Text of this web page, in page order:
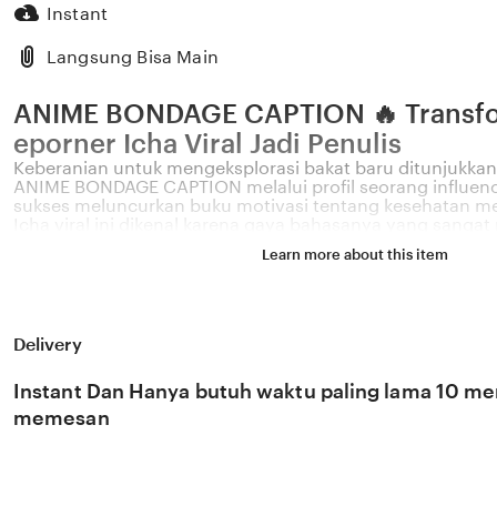
Instant
Langsung Bisa Main
ANIME BONDAGE CAPTION 🔥
eporner Icha Viral Jadi Penulis
Keberanian untuk mengeksplorasi bakat baru
ANIME BONDAGE CAPTION melalui profil seorang
sukses meluncurkan buku motivasi tentang kesehatan
2026. Melalui sistem 🔥 yang kami kembangkan,
konten adalah pondasi penting bagi kemajuan industri
semakin berkembang pesat di pasar global. Dengan
dari 🔥 sosok viral favorit Anda secara eksklusif.
Learn more about this item
Delivery
Instant Dan Hanya butuh waktu paling lama 10
memesan